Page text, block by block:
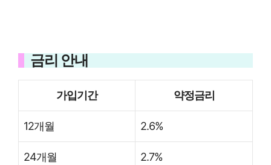
금리 안내
가입기간 약정금리
12개월 2.6%
24개월 2.7%